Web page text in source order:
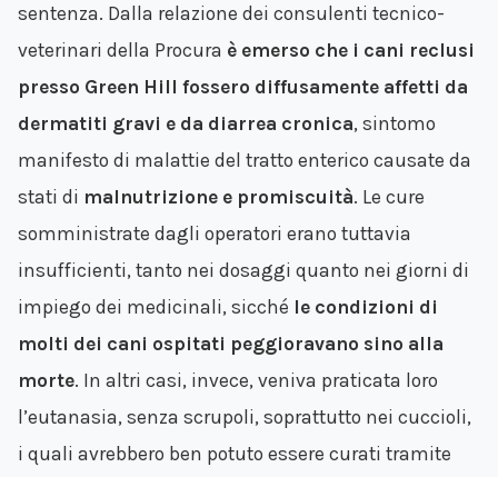
sentenza. Dalla relazione dei consulenti tecnico-
veterinari della Procura è emerso che i cani reclusi
presso Green Hill fossero diffusamente affetti da
dermatiti gravi e da diarrea cronica, sintomo
manifesto di malattie del tratto enterico causate da
stati di malnutrizione e promiscuità. Le cure
somministrate dagli operatori erano tuttavia
insufficienti, tanto nei dosaggi quanto nei giorni di
impiego dei medicinali, sicché le condizioni di
molti dei cani ospitati peggioravano sino alla
morte. In altri casi, invece, veniva praticata loro
l’eutanasia, senza scrupoli, soprattutto nei cuccioli,
i quali avrebbero ben potuto essere curati tramite